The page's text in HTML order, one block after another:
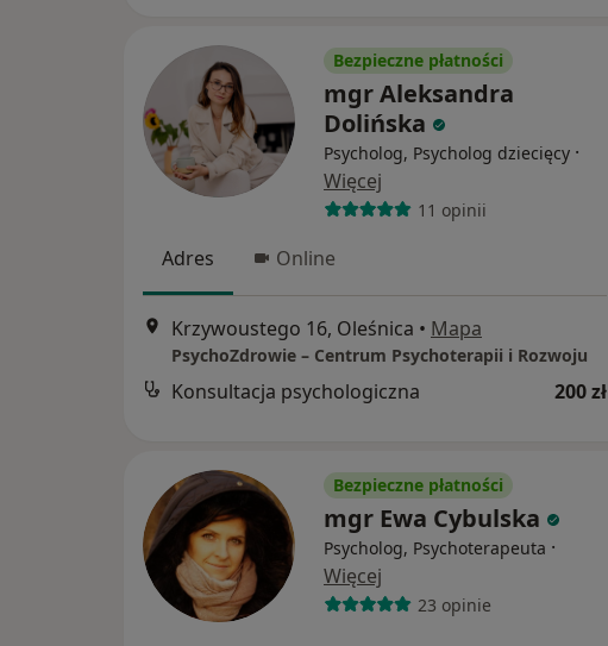
Bezpieczne płatności
mgr Aleksandra
Dolińska
Psycholog, Psycholog dziecięcy ·
Więcej
11 opinii
Adres Online
Krzywoustego 16, Oleśnica • Mapa
PsychoZdrowie – Centrum Psychoterapii i Rozwoju
Konsultacja psychologiczna 200 zł
Bezpieczne płatności
mgr Ewa Cybulska
Psycholog, Psychoterapeuta ·
Więcej
23 opinie